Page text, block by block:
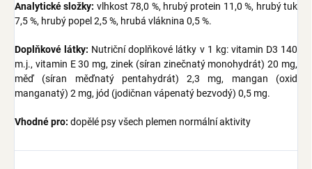
Analytické složky: vlhkost 78,0 %, hrubý protein 11,0 %, hrubý tuk
7,5 %, hrubý popel 2,5 %, hrubá vláknina 0,5 %.
Doplňkové látky: Nutriční doplňkové látky v 1 kg: vitamin D3 140
m.j., vitamin E 30 mg, zinek (síran zinečnatý monohydrát) 20 mg,
měď (síran měďnatý pentahydrát) 2,3 mg, mangan (oxid
manganatý) 2 mg, jód (jodičnan vápenatý bezvodý) 0,5 mg.
Vhodné pro: dopělé psy všech plemen normální aktivity